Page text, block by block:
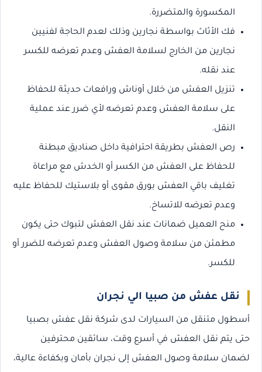
المكسورة والمتضررة.
فك الأثاث بواسطة نجارين وذلك لعدم الحاجة لفنيين
نجارين من الخارج لسلامة العفش وعدم تعرضه للكسر
عند نقله.
تنزيل العفش من خلال أوناش ورافعات حديثة للحفاظ
على سلامة العفش وعدم تعرضه لأي ضرر عند عملية
النقل.
رص العفش بطريقة احترافية داخل صناديق مبطنة
للحفاظ على العفش من الكسر أو الخدش مع مراعاة
تغليف باقي العفش بورق مقوى أو بلاستيك للحفاظ عليه
وعدم تعرضه للاتساخ.
منح العميل ضمانات عند نقل العفش لتبوك حتى يكون
مطمئن من سلامة وصول العفش وعدم تعرضه للضرر أو
للكسر.
نقل عفش من صبيا الي نجران
أسطول متنقل من السيارات لدى شركة نقل عفش بصبيا
حتى يتم نقل العفش في أسرع وقت، سائقين محترفين
لضمان سلامة وصول العفش إلى نجران بأمان وبكفاءة عالية،